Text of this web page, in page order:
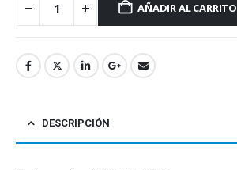
AÑADIR AL CARRITO
DESCRIPCIÓN